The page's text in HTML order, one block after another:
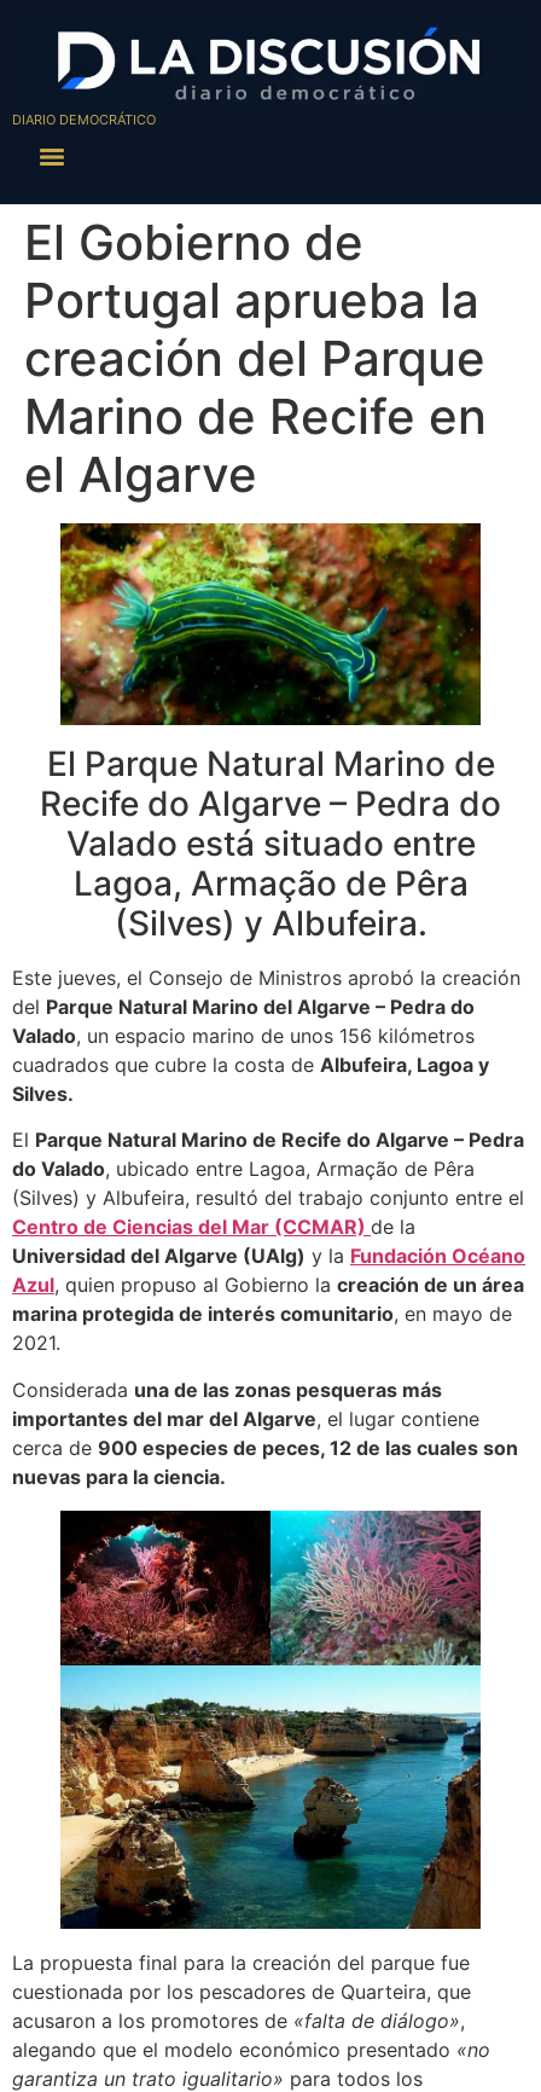
DIARIO DEMOCRÁTICO
El Gobierno de
Portugal aprueba la
creación del Parque
Marino de Recife en
el Algarve
El Parque Natural Marino de
Recife do Algarve – Pedra do
Valado está situado entre
Lagoa, Armação de Pêra
(Silves) y Albufeira.
Este jueves, el Consejo de Ministros aprobó la creación
del Parque Natural Marino del Algarve – Pedra do
Valado, un espacio marino de unos 156 kilómetros
cuadrados que cubre la costa de Albufeira, Lagoa y
Silves.
El Parque Natural Marino de Recife do Algarve – Pedra
do Valado, ubicado entre Lagoa, Armação de Pêra
(Silves) y Albufeira, resultó del trabajo conjunto entre el
Centro de Ciencias del Mar (CCMAR) de la
Universidad del Algarve (UAlg) y la Fundación Océano
Azul, quien propuso al Gobierno la creación de un área
marina protegida de interés comunitario, en mayo de
2021.
Considerada una de las zonas pesqueras más
importantes del mar del Algarve, el lugar contiene
cerca de 900 especies de peces, 12 de las cuales son
nuevas para la ciencia.
La propuesta final para la creación del parque fue
cuestionada por los pescadores de Quarteira, que
acusaron a los promotores de «falta de diálogo»,
alegando que el modelo económico presentado «no
garantiza un trato igualitario» para todos los